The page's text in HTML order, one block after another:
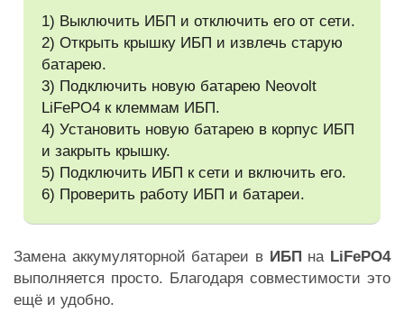
1) Выключить ИБП и отключить его от сети.
2) Открыть крышку ИБП и извлечь старую
батарею.
3) Подключить новую батарею Neovolt
LiFePO4 к клеммам ИБП.
4) Установить новую батарею в корпус ИБП
и закрыть крышку.
5) Подключить ИБП к сети и включить его.
6) Проверить работу ИБП и батареи.
Замена аккумуляторной батареи в ИБП на LiFePO4
выполняется просто. Благодаря совместимости это
ещё и удобно.